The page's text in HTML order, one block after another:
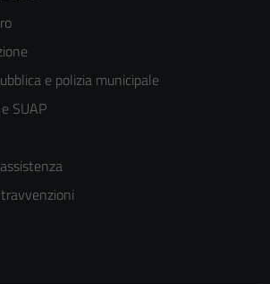
e polizia municipale
SUAP